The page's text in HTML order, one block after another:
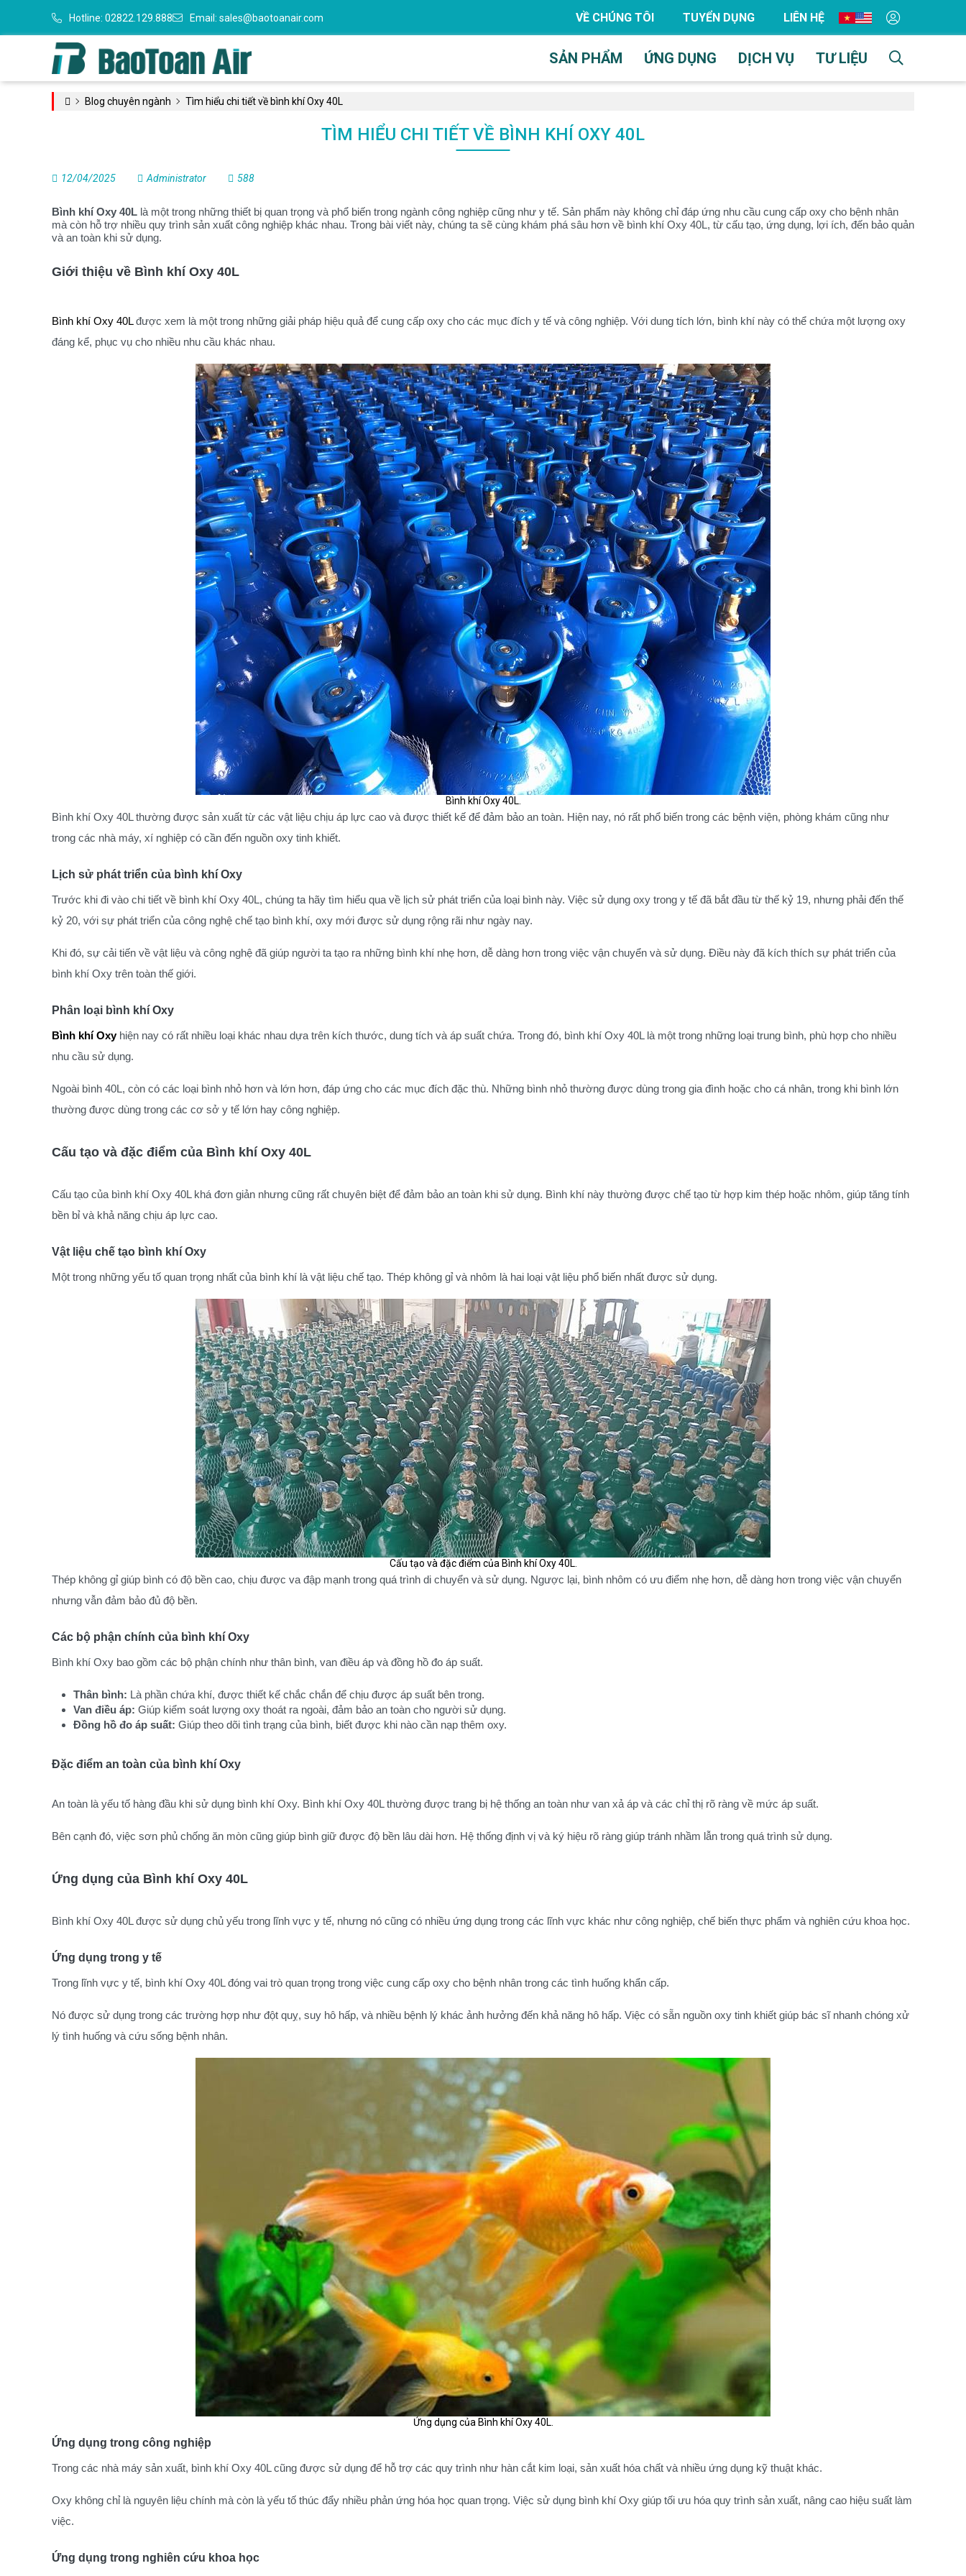
Hotline: 02822.129.888 Email: sales@baotoanair.com VỀ CHÚNG TÔI TUYỂN DỤNG LIÊN HỆ
SẢN PHẨM ỨNG DỤNG DỊCH VỤ TƯ LIỆU
Blog chuyên ngành Tìm hiểu chi tiết về bình khí Oxy 40L
TÌM HIỂU CHI TIẾT VỀ BÌNH KHÍ OXY 40L
12/04/2025 Administrator 588
Bình khí Oxy 40L là một trong những thiết bị quan trọng và phổ biến trong ngành công nghiệp cũng như y tế. Sản phẩm này không chỉ đáp ứng nhu cầu cung cấp oxy cho bệnh nhân
mà còn hỗ trợ nhiều quy trình sản xuất công nghiệp khác nhau. Trong bài viết này, chúng ta sẽ cùng khám phá sâu hơn về bình khí Oxy 40L, từ cấu tạo, ứng dụng, lợi ích, đến bảo quản
và an toàn khi sử dụng.
Giới thiệu về Bình khí Oxy 40L
Bình khí Oxy 40Lđược xem là một trong những giải pháp hiệu quả để cung cấp oxy cho các mục đích y tế và công nghiệp. Với dung tích lớn, bình khí này có thể chứa một lượng oxy
đáng kể, phục vụ cho nhiều nhu cầu khác nhau.
Bình khí Oxy 40L.
Bình khí Oxy 40L thường được sản xuất từ các vật liệu chịu áp lực cao và được thiết kế để đảm bảo an toàn. Hiện nay, nó rất phổ biến trong các bệnh viện, phòng khám cũng như
trong các nhà máy, xí nghiệp có cần đến nguồn oxy tinh khiết.
Lịch sử phát triển của bình khí Oxy
Trước khi đi vào chi tiết về bình khí Oxy 40L, chúng ta hãy tìm hiểu qua về lịch sử phát triển của loại bình này. Việc sử dụng oxy trong y tế đã bắt đầu từ thế kỷ 19, nhưng phải đến thế
kỷ 20, với sự phát triển của công nghệ chế tạo bình khí, oxy mới được sử dụng rộng rãi như ngày nay.
Khi đó, sự cải tiến về vật liệu và công nghệ đã giúp người ta tạo ra những bình khí nhẹ hơn, dễ dàng hơn trong việc vận chuyển và sử dụng. Điều này đã kích thích sự phát triển của
bình khí Oxy trên toàn thế giới.
Phân loại bình khí Oxy
Bình khí Oxy hiện nay có rất nhiều loại khác nhau dựa trên kích thước, dung tích và áp suất chứa. Trong đó, bình khí Oxy 40L là một trong những loại trung bình, phù hợp cho nhiều
nhu cầu sử dụng.
Ngoài bình 40L, còn có các loại bình nhỏ hơn và lớn hơn, đáp ứng cho các mục đích đặc thù. Những bình nhỏ thường được dùng trong gia đình hoặc cho cá nhân, trong khi bình lớn
thường được dùng trong các cơ sở y tế lớn hay công nghiệp.
Cấu tạo và đặc điểm của Bình khí Oxy 40L
Cấu tạo của bình khí Oxy 40L khá đơn giản nhưng cũng rất chuyên biệt để đảm bảo an toàn khi sử dụng. Bình khí này thường được chế tạo từ hợp kim thép hoặc nhôm, giúp tăng tính
bền bỉ và khả năng chịu áp lực cao.
Vật liệu chế tạo bình khí Oxy
Một trong những yếu tố quan trọng nhất của bình khí là vật liệu chế tạo. Thép không gỉ và nhôm là hai loại vật liệu phổ biến nhất được sử dụng.
Cấu tạo và đặc điểm của Bình khí Oxy 40L.
Thép không gỉ giúp bình có độ bền cao, chịu được va đập mạnh trong quá trình di chuyển và sử dụng. Ngược lại, bình nhôm có ưu điểm nhẹ hơn, dễ dàng hơn trong việc vận chuyển
nhưng vẫn đảm bảo đủ độ bền.
Các bộ phận chính của bình khí Oxy
Bình khí Oxy bao gồm các bộ phận chính như thân bình, van điều áp và đồng hồ đo áp suất.
Thân bình: Là phần chứa khí, được thiết kế chắc chắn để chịu được áp suất bên trong.
Van điều áp: Giúp kiểm soát lượng oxy thoát ra ngoài, đảm bảo an toàn cho người sử dụng.
Đồng hồ đo áp suất: Giúp theo dõi tình trạng của bình, biết được khi nào cần nạp thêm oxy.
Đặc điểm an toàn của bình khí Oxy
An toàn là yếu tố hàng đầu khi sử dụng bình khí Oxy. Bình khí Oxy 40L thường được trang bị hệ thống an toàn như van xả áp và các chỉ thị rõ ràng về mức áp suất.
Bên cạnh đó, việc sơn phủ chống ăn mòn cũng giúp bình giữ được độ bền lâu dài hơn. Hệ thống định vị và ký hiệu rõ ràng giúp tránh nhầm lẫn trong quá trình sử dụng.
Ứng dụng của Bình khí Oxy 40L
Bình khí Oxy 40L được sử dụng chủ yếu trong lĩnh vực y tế, nhưng nó cũng có nhiều ứng dụng trong các lĩnh vực khác như công nghiệp, chế biến thực phẩm và nghiên cứu khoa học.
Ứng dụng trong y tế
Trong lĩnh vực y tế, bình khí Oxy 40L đóng vai trò quan trọng trong việc cung cấp oxy cho bệnh nhân trong các tình huống khẩn cấp.
Nó được sử dụng trong các trường hợp như đột quỵ, suy hô hấp, và nhiều bệnh lý khác ảnh hưởng đến khả năng hô hấp. Việc có sẵn nguồn oxy tinh khiết giúp bác sĩ nhanh chóng xử
lý tình huống và cứu sống bệnh nhân.
Ứng dụng của Bình khí Oxy 40L.
Ứng dụng trong công nghiệp
Trong các nhà máy sản xuất, bình khí Oxy 40L cũng được sử dụng để hỗ trợ các quy trình như hàn cắt kim loại, sản xuất hóa chất và nhiều ứng dụng kỹ thuật khác.
Oxy không chỉ là nguyên liệu chính mà còn là yếu tố thúc đẩy nhiều phản ứng hóa học quan trọng. Việc sử dụng bình khí Oxy giúp tối ưu hóa quy trình sản xuất, nâng cao hiệu suất làm
việc.
Ứng dụng trong nghiên cứu khoa học